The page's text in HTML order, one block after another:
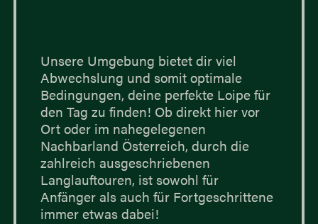
Unsere Umgebung bietet dir viel
Abwechslung und somit optimale
Bedingungen, deine perfekte Loipe für
den Tag zu finden! Ob direkt hier vor
Ort oder im nahegelegenen
Nachbarland Österreich, durch die
zahlreich ausgeschriebenen
Langlauftouren, ist sowohl für
Anfänger als auch für Fortgeschrittene
immer etwas dabei!